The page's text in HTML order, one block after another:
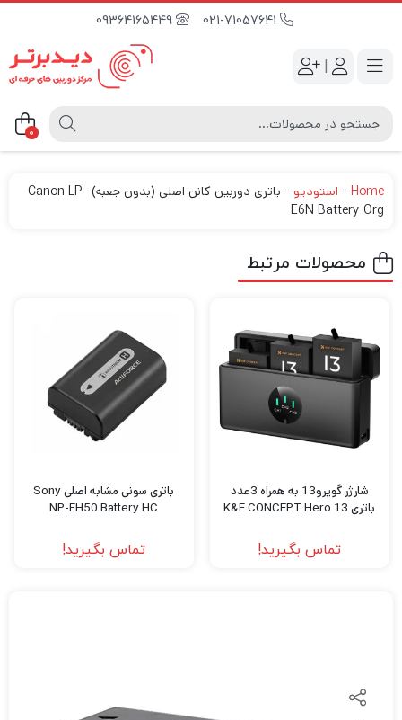
09364165449
|
0
Home
- استودیو -
باتری دوربین کانن اصلی (بدون جعبه) Canon LP-
E6N Battery Org
محصولات مرتبط
شارژر گوپرو13 به همراه 3عدد
باتری K&F CONCEPT Hero 13
تماس بگیرید!
باتری سونی مشابه اصلی Sony
NP-FH50 Battery HC
تماس بگیرید!